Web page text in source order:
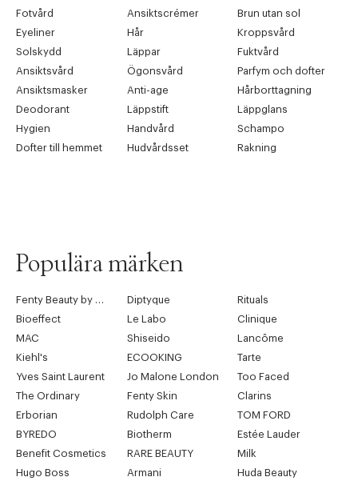
Fotvård
Ansiktscrémer
Brun utan sol
Eyeliner
Hår
Kroppsvård
Solskydd
Läppar
Fuktvård
Ansiktsvård
Ögonsvård
Parfym och dofter
Ansiktsmasker
Anti-age
Hårborttagning
Deodorant
Läppstift
Läppglans
Hygien
Handvård
Schampo
Dofter till hemmet
Hudvårdsset Rakning
Populära märken
Fenty Beauty by Rihanna Diptyque
Rituals
Bioeffect
Le Labo
Clinique
MAC
Shiseido
Lancôme
Kiehl's
ECOOKING
Tarte
Yves Saint Laurent
Jo Malone London
Too Faced
The Ordinary
Fenty Skin
Clarins
Erborian
Rudolph Care
TOM FORD
BYREDO
Biotherm
Estée Lauder
Benefit Cosmetics
RARE BEAUTY
Milk
Hugo Boss
Armani Huda Beauty